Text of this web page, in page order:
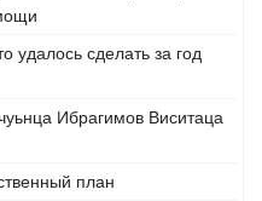
удалось сделать за год
Ибрагимов Виситаца
план